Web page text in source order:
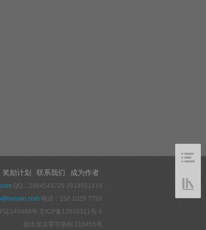
奖励计划 联系我们 成为作者
QQ：2984543729 2814551419
电话：158 1029 7793
证140449号 京ICP备13019311号-1
新出发京零字第朝 210455号